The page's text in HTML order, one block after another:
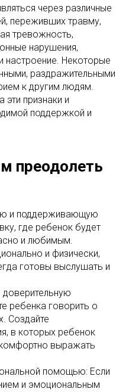
через различные
переживших травму,
тревожность,
нарушения,
настроение. Некоторые
раздражительными
к другим людям.
признаки и
поддержкой и
преодолеть
и поддерживающую
где ребенок будет
и любимым.
и физически,
готовы выслушать и
доверительную
ребенка говорить о
Создайте
в которых ребенок
выражать
помощью: Если
и эмоциональным